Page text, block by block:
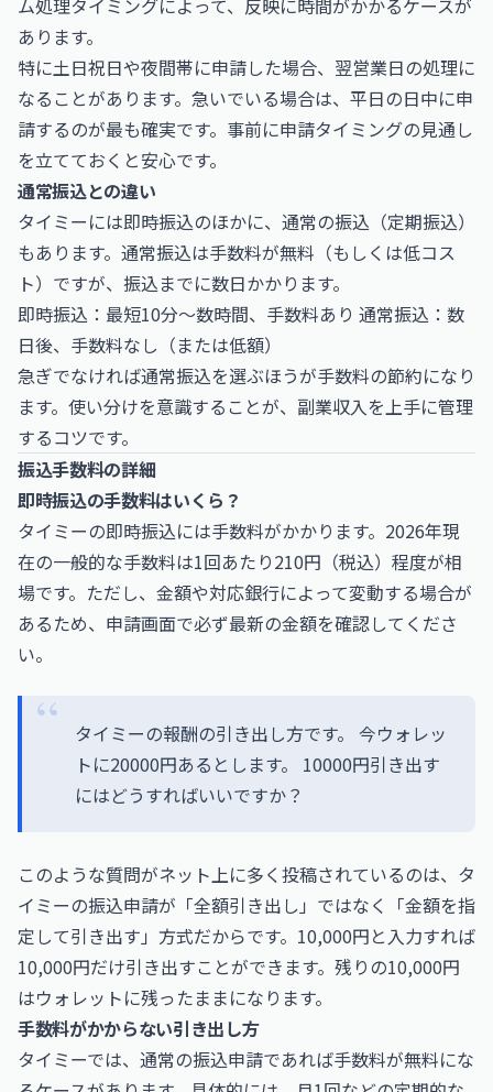
ム処理タイミングによって、反映に時間がかかるケースが
あります。
特に土日祝日や夜間帯に申請した場合、翌営業日の処理に
なることがあります。急いでいる場合は、平日の日中に申
請するのが最も確実です。事前に申請タイミングの見通し
を立てておくと安心です。
通常振込との違い
タイミーには即時振込のほかに、通常の振込（定期振込）
もあります。通常振込は手数料が無料（もしくは低コス
ト）ですが、振込までに数日かかります。
即時振込：最短10分〜数時間、手数料あり 通常振込：数
日後、手数料なし（または低額）
急ぎでなければ通常振込を選ぶほうが手数料の節約になり
ます。使い分けを意識することが、副業収入を上手に管理
するコツです。
振込手数料の詳細
即時振込の手数料はいくら？
タイミーの即時振込には手数料がかかります。2026年現
在の一般的な手数料は1回あたり210円（税込）程度が相
場です。ただし、金額や対応銀行によって変動する場合が
あるため、申請画面で必ず最新の金額を確認してくださ
い。
タイミーの報酬の引き出し方です。 今ウォレッ
トに20000円あるとします。 10000円引き出す
にはどうすればいいですか？
このような質問がネット上に多く投稿されているのは、タ
イミーの振込申請が「全額引き出し」ではなく「金額を指
定して引き出す」方式だからです。10,000円と入力すれば
10,000円だけ引き出すことができます。残りの10,000円
はウォレットに残ったままになります。
手数料がかからない引き出し方
タイミーでは、通常の振込申請であれば手数料が無料にな